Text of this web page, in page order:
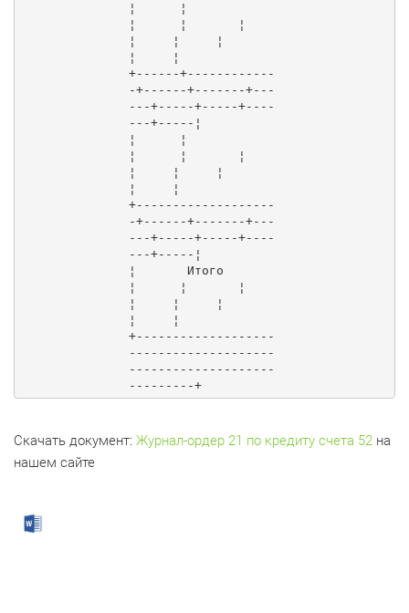
¦      ¦
¦      ¦       ¦
¦     ¦     ¦
¦     ¦
+------+------------
-+------+-------+---
---+-----+-----+----
---+-----¦
¦      ¦
¦      ¦       ¦
¦     ¦     ¦
¦     ¦
+-------------------
-+------+-------+---
---+-----+-----+----
---+-----¦
¦       Итого
¦      ¦       ¦
¦     ¦     ¦
¦     ¦
+-------------------
--------------------
--------------------
---------+
Скачать документ: Журнал-ордер 21 по кредиту счета 52 на
нашем сайте